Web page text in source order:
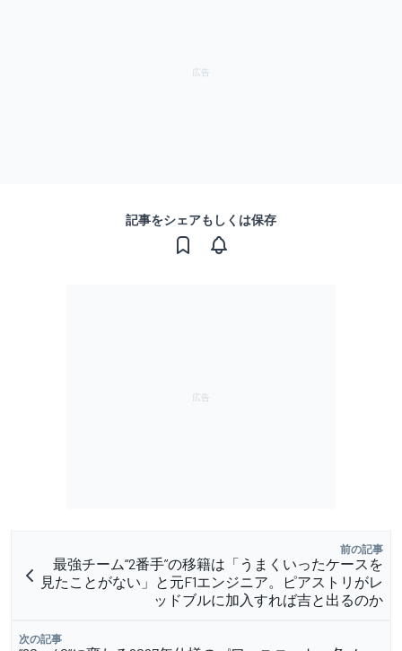
記事をシェアもしくは保存
前の記事
最強チーム“2番手”の移籍は「うまくいったケースを
見たことがない」と元F1エンジニア。ピアストリがレ
ッドブルに加入すれば吉と出るのか
次の記事